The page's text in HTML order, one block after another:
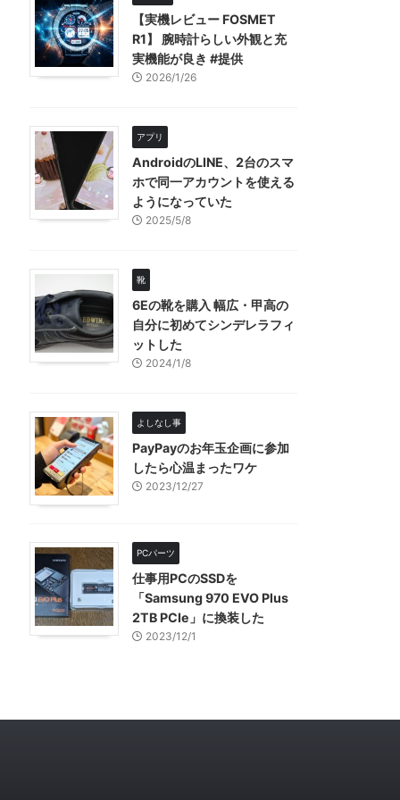
【実機レビュー FOSMET
R1】 腕時計らしい外観と充
実機能が良き #提供
2026/1/26
アプリ
AndroidのLINE、2台のスマ
ホで同一アカウントを使える
ようになっていた
2025/5/8
靴
6Eの靴を購入 幅広・甲高の
自分に初めてシンデレラフィ
ットした
2024/1/8
よしなし事
PayPayのお年玉企画に参加
したら心温まったワケ
2023/12/27
PCパーツ
仕事用PCのSSDを
「Samsung 970 EVO Plus
2TB PCIe」に換装した
2023/12/1